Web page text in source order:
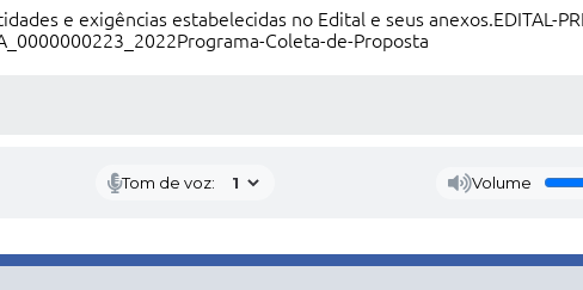
e exigências estabelecidas no Edital e seus anexos.EDITAL-
Coleta-de-Proposta
Tom de voz: Volume